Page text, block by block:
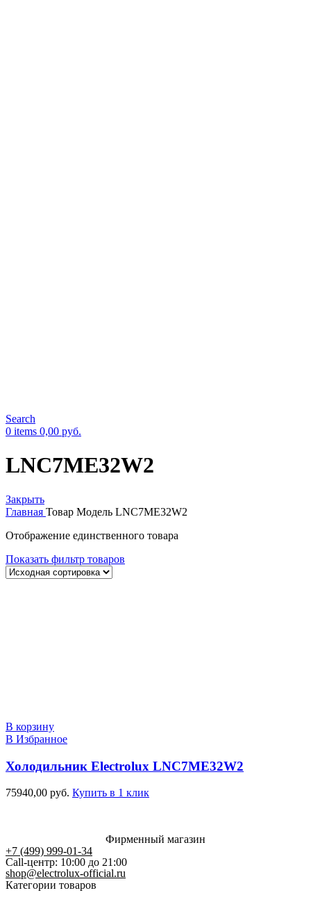
Search
0 items 0,00 руб.
LNC7ME32W2
Закрыть
Главная Товар Модель LNC7ME32W2
Отображение единственного товара
Показать фильтр товаров
В корзину
В Избранное
Холодильник Electrolux LNC7ME32W2
75940,00 руб. Купить в 1 клик
Фирменный магазин
+7 (499) 999-01-34
Call-центр: 10:00 до 21:00
shop@electrolux-official.ru
Категории товаров